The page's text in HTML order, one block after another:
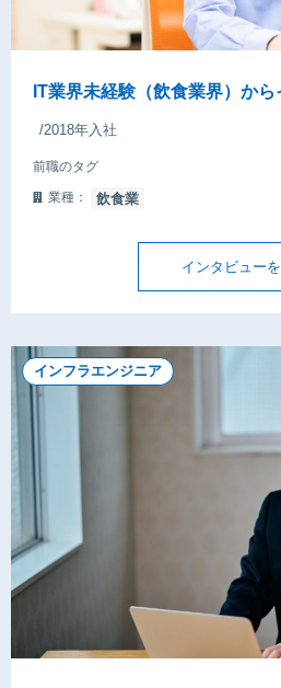
IT業界未経験（飲食業界）か
/2018年入社
前職のタグ
業種：
飲食業
インタビュー
インフラエンジニア